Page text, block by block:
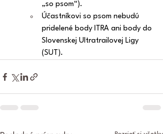
„so psom“).
Účastníkovi so psom nebudú
pridelené body ITRA ani body do
Slovenskej Ultratrailovej Ligy
(SUT).